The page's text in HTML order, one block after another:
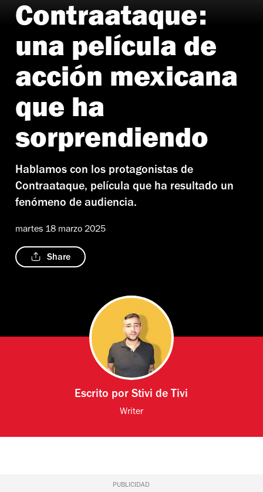
©2025
Contraataque:
una película de
acción mexicana
que ha
sorprendiendo
Hablamos con los protagonistas de
Contraataque, película que ha resultado un
fenómeno de audiencia.
martes 18 marzo 2025
Share
Escrito porStivi de Tivi
Writer
PUBLICIDAD